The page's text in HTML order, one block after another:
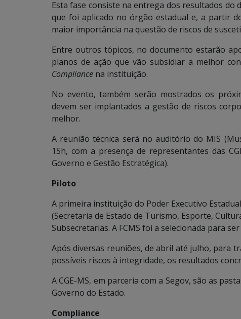
Esta fase consiste na entrega dos resultados do
que foi aplicado no órgão estadual e, a partir
maior importância na questão de riscos de
Entre outros tópicos, no documento estarão
planos de ação que vão subsidiar a melhor
Compliance na instituição.
No evento, também serão mostrados os
devem ser implantados a gestão de riscos
melhor.
A reunião técnica será no auditório do MIS
15h, com a presença de representantes das
Governo e Gestão Estratégica).
Piloto
A primeira instituição do Poder Executivo
(Secretaria de Estado de Turismo, Esporte,
Subsecretarias. A FCMS foi a selecionada para
Após diversas reuniões, de abril até julho, para
possíveis riscos à integridade, os resultados
A CGE-MS, em parceria com a Segov, são as
Governo do Estado.
Compliance